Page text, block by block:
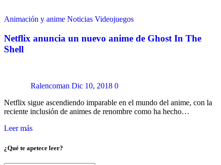
Animación y anime Noticias Videojuegos
Netflix anuncia un nuevo anime de Ghost In The
Shell
Ralencoman Dic 10, 2018 0
Netflix sigue ascendiendo imparable en el mundo del anime, con la
reciente inclusión de animes de renombre como ha hecho…
Leer más
¿Qué te apetece leer?